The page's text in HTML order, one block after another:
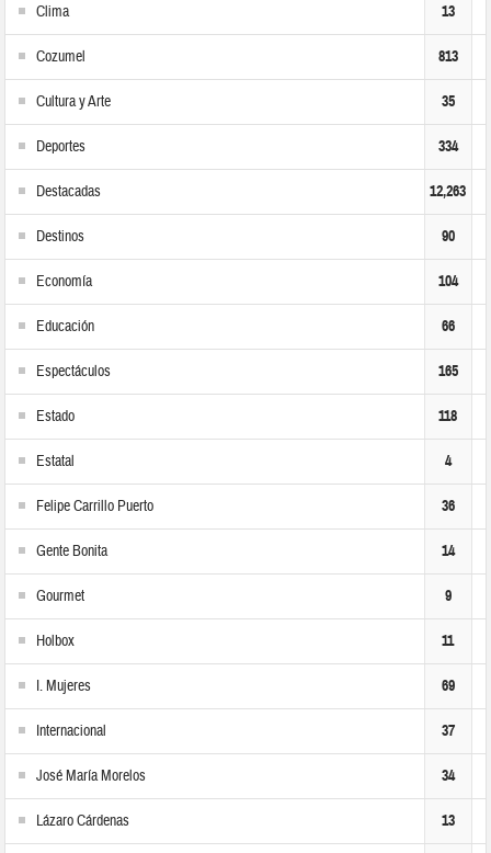
Clima 13
Cozumel 813
Cultura y Arte 35
Deportes 334
Destacadas 12,263
Destinos 90
Economía 104
Educación 66
Espectáculos 165
Estado 118
Estatal 4
Felipe Carrillo Puerto 36
Gente Bonita 14
Gourmet 9
Holbox 11
I. Mujeres 69
Internacional 37
José María Morelos 34
Lázaro Cárdenas 13